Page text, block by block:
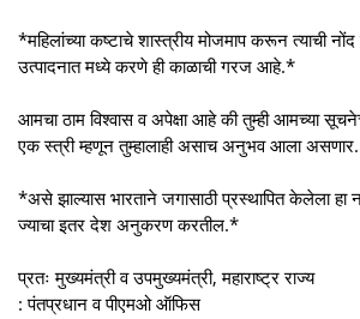
*महिलांच्या कष्टाचे शास्त्रीय मोजमाप करून त्याची
उत्पादनात मध्ये करणे ही काळाची गरज आहे.*
आमचा ठाम विश्वास व अपेक्षा आहे की तुम्ही आमच्या
एक स्त्री म्हणून तुम्हालाही असाच अनुभव आला असणार.
*असे झाल्यास भारताने जगासाठी प्रस्थापित केलेला
ज्याचा इतर देश अनुकरण करतील.*
प्रतः मुख्यमंत्री व उपमुख्यमंत्री, महाराष्ट्र राज्य
: पंतप्रधान व पीएमओ ऑफिस